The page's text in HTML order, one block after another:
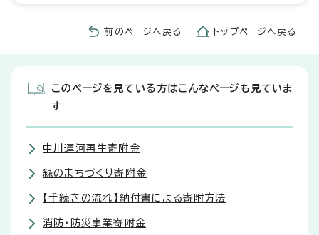
前のページへ戻る トップページへ戻る
このページを見ている方はこんなページも見ていま
す
中川運河再生寄附金
緑のまちづくり寄附金
【手続きの流れ】納付書による寄附方法
消防・防災事業寄附金